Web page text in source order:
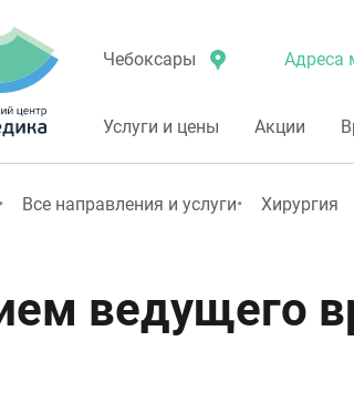
Чебоксары Адреса
Услуги и цены Акции
Все направления и услуги Хирургия
ведущего